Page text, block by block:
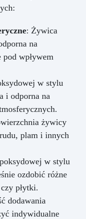
: Żywica
na
wpływem
w stylu
i odporna na
żywicy
plam i innych
w stylu
ozdobić różne
płytki.
dodawania
indywidualne